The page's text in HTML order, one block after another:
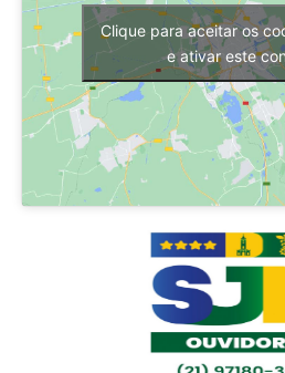
Clique para aceitar os
e ativar este